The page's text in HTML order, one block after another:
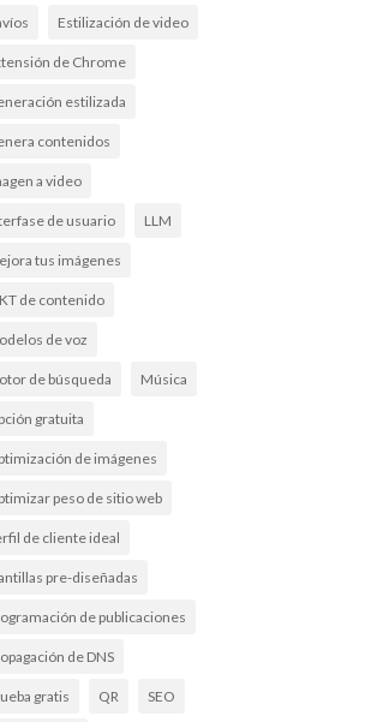
Estilización de video
de Chrome
estilizada
contenidos
a video
de usuario LLM
tus imágenes
de contenido
de voz
de búsqueda Música
gratuita
de imágenes
peso de sitio web
de cliente ideal
pre-diseñadas
de publicaciones
de DNS
gratis QR SEO